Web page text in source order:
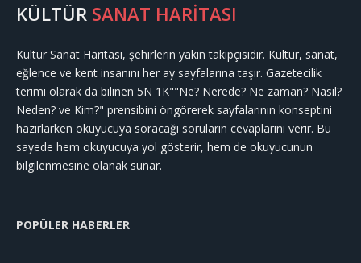
KÜLTÜR SANAT HARİTASI
Kültür Sanat Haritası, şehirlerin yakın takipçisidir. Kültür, sanat,
eğlence ve kent insanını her ay sayfalarına taşır. Gazetecilik
terimi olarak da bilinen 5N 1K""Ne? Nerede? Ne zaman? Nasıl?
Neden? ve Kim?" prensibini öngörerek sayfalarının konseptini
hazırlarken okuyucuya soracağı soruların cevaplarını verir. Bu
sayede hem okuyucuya yol gösterir, hem de okuyucunun
bilgilenmesine olanak sunar.
POPÜLER HABERLER